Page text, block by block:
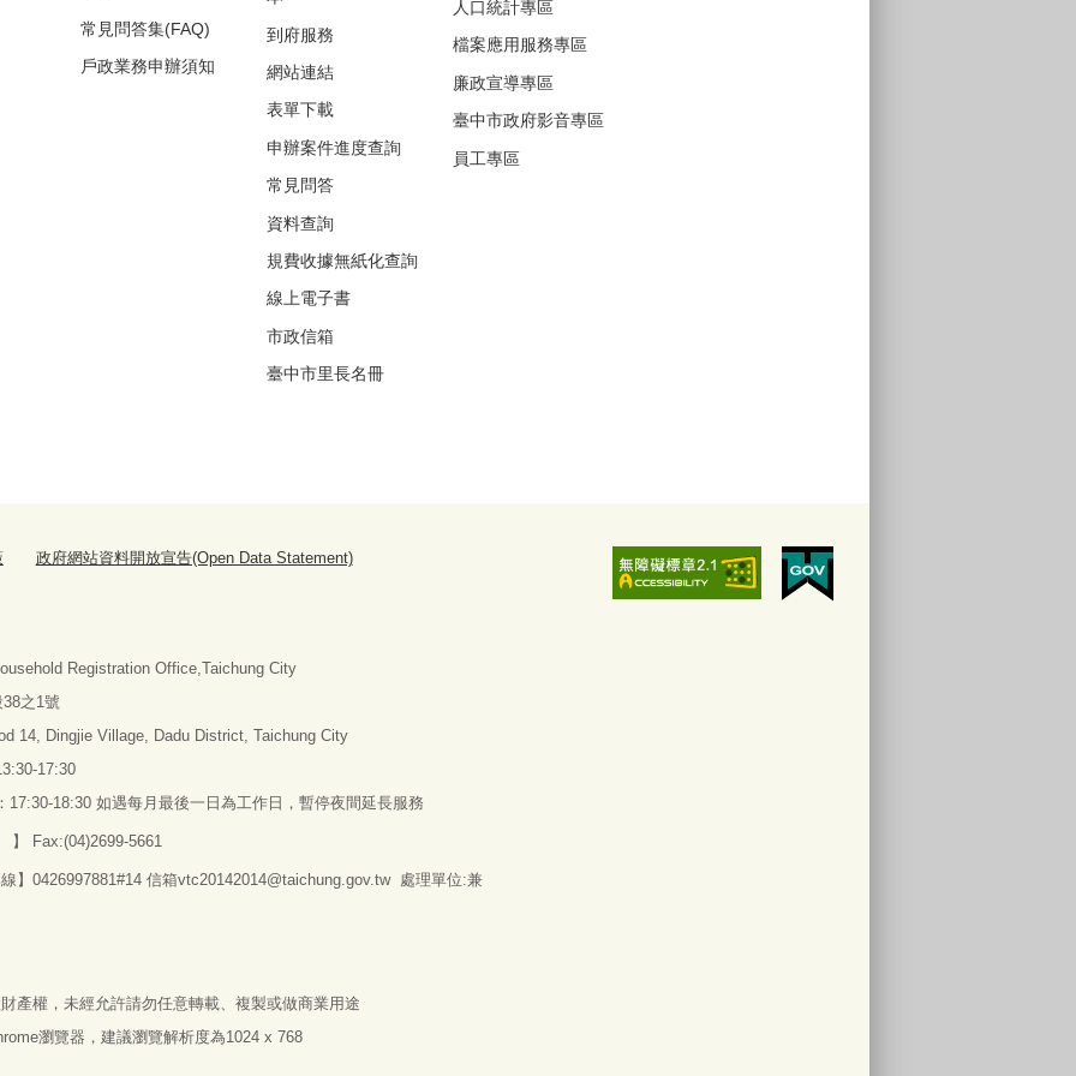
常見問答集(FAQ)
戶政業務申辦須知
到府服務
網站連結
表單下載
申辦案件進度查詢
常見問答
資料查詢
規費收據無紙化查詢
線上電子書
市政信箱
臺中市里長名冊
人口統計專區
檔案應用服務專區
廉政宣導專區
臺中市政府影音專區
員工專區
政府網站資料開放宣告(Open Data Statement)
Registration Office,Taichung City
之1號
14, Dingjie Village, Dadu District, Taichung City
17:30
18:30 如遇每月最後一日為工作日，暫停夜間延長服務
】 Fax:(04)2699-5661
】0426997881#14 信箱vtc20142014@taichung.gov.tw 處理單位:兼
產權，未經允許請勿任意轉載、複製或做商業用途
瀏覽器，建議瀏覽解析度為1024 x 768